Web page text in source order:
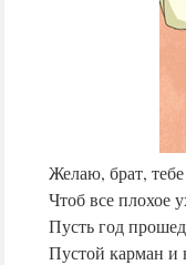
Желаю, брат,
Чтоб все плохое
Пусть год
Пустой карман и